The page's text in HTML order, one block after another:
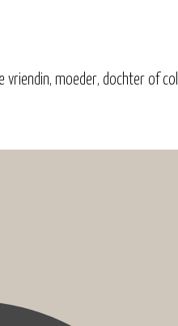
vriendin, moeder, dochter of